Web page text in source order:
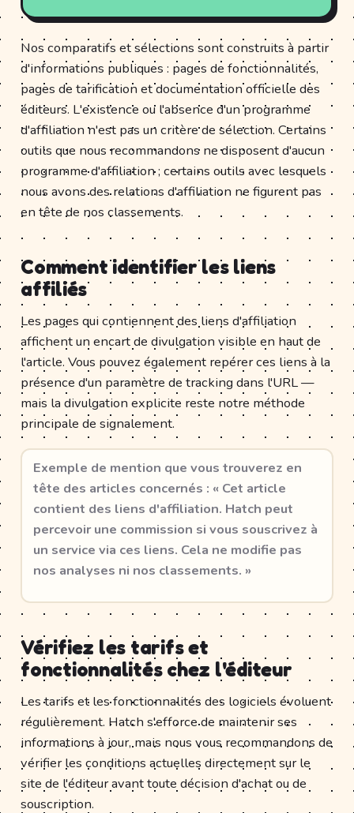
Nos comparatifs et sélections sont construits à partir
d'informations publiques : pages de fonctionnalités,
pages de tarification et documentation officielle des
éditeurs. L'existence ou l'absence d'un programme
d'affiliation n'est pas un critère de sélection. Certains
outils que nous recommandons ne disposent d'aucun
programme d'affiliation ; certains outils avec lesquels
nous avons des relations d'affiliation ne figurent pas
en tête de nos classements.
Comment identifier les liens
affiliés
Les pages qui contiennent des liens d'affiliation
affichent un encart de divulgation visible en haut de
l'article. Vous pouvez également repérer ces liens à la
présence d'un paramètre de tracking dans l'URL —
mais la divulgation explicite reste notre méthode
principale de signalement.
Exemple de mention que vous trouverez en
tête des articles concernés : « Cet article
contient des liens d'affiliation. Hatch peut
percevoir une commission si vous souscrivez à
un service via ces liens. Cela ne modifie pas
nos analyses ni nos classements. »
Vérifiez les tarifs et
fonctionnalités chez l'éditeur
Les tarifs et les fonctionnalités des logiciels évoluent
régulièrement. Hatch s'efforce de maintenir ses
informations à jour, mais nous vous recommandons de
vérifier les conditions actuelles directement sur le
site de l'éditeur avant toute décision d'achat ou de
souscription.